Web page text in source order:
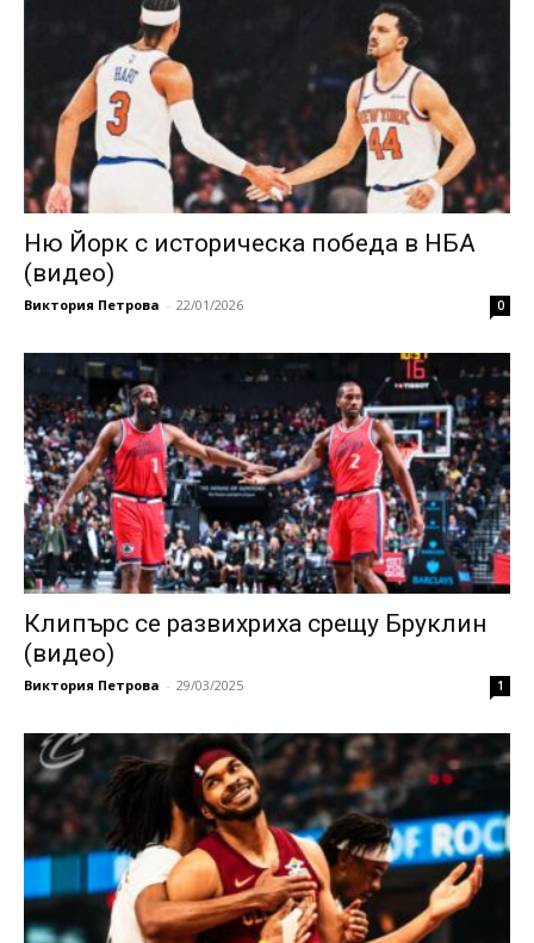
Ню Йорк с историческа победа в НБА
(видео)
Виктория Петрова - 22/01/2026 0
Клипърс се развихриха срещу Бруклин
(видео)
Виктория Петрова - 29/03/2025 1